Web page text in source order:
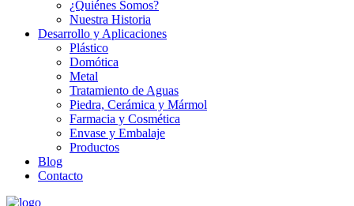
¿Quiénes Somos?
Nuestra Historia
Desarrollo y Aplicaciones
Plástico
Domótica
Metal
Tratamiento de Aguas
Piedra, Cerámica y Mármol
Farmacia y Cosmética
Envase y Embalaje
Productos
Blog
Contacto